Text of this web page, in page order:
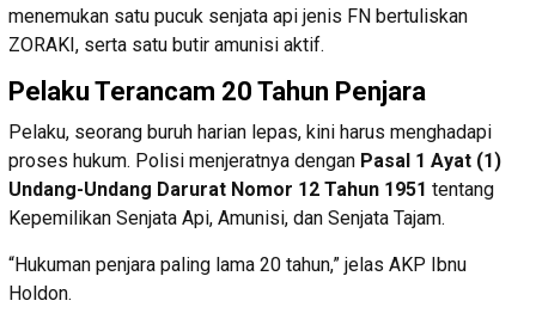
menemukan satu pucuk senjata api jenis FN bertuliskan
ZORAKI, serta satu butir amunisi aktif.
Pelaku Terancam 20 Tahun Penjara
Pelaku, seorang buruh harian lepas, kini harus menghadapi
proses hukum. Polisi menjeratnya dengan Pasal 1 Ayat (1)
Undang-Undang Darurat Nomor 12 Tahun 1951 tentang
Kepemilikan Senjata Api, Amunisi, dan Senjata Tajam.
“Hukuman penjara paling lama 20 tahun,” jelas AKP Ibnu
Holdon.